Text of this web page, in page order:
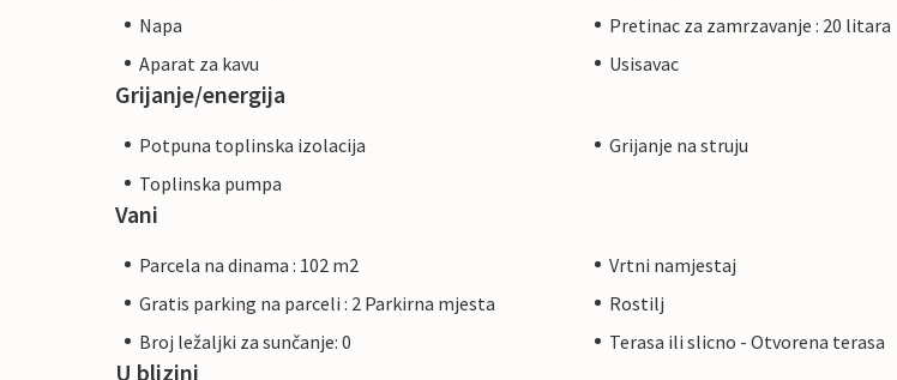
Napa
Pretinac za zamrzavanje : 20 litara
Aparat za kavu
Usisavac
Grijanje/energija
Potpuna toplinska izolacija
Grijanje na struju
Toplinska pumpa
Vani
Parcela na dinama : 102 m2
Vrtni namjestaj
Gratis parking na parceli : 2 Parkirna mjesta
Rostilj
Broj ležaljki za sunčanje: 0
Terasa ili slicno - Otvorena terasa
U blizini